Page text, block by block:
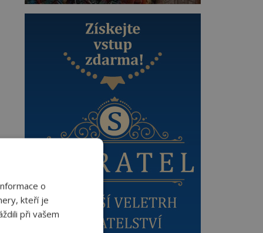
o
kteří je
při vašem